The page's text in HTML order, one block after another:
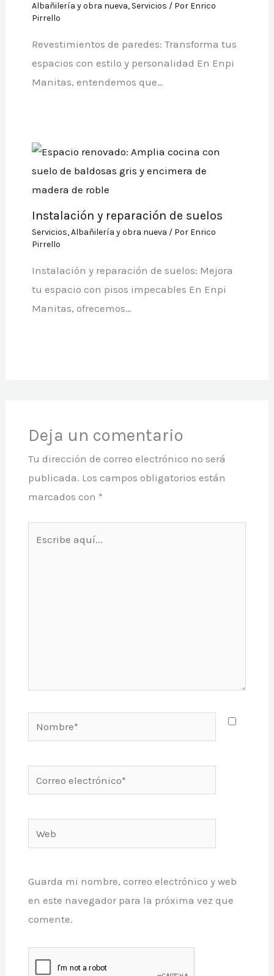
Albañilería y obra nueva, Servicios / Por Enrico
Pirrello
Revestimientos de paredes: Transforma tus
espacios con estilo y personalidad En Enpi
Manitas, entendemos que…
Instalación y reparación de suelos
Servicios,Albañilería y obra nueva / Por Enrico
Pirrello
Instalación y reparación de suelos: Mejora
tu espacio con pisos impecables En Enpi
Manitas, ofrecemos…
Deja un comentario
Tu dirección de correo electrónico no será
publicada. Los campos obligatorios están
marcados con *
Nombre*
electrónico*
Guarda mi nombre, correo electrónico y web
en este navegador para la próxima vez que
comente.